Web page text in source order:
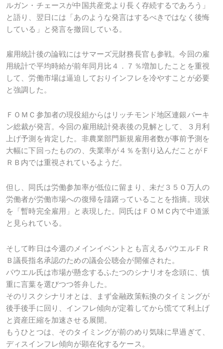
ルガン・チェースが中国共産党より長く存続するであろう」
と語り、翌日には「あのような発言はするべきではなく後悔
している」と発言を撤回している。
雇用統計後の論戦にはサマーズ元財務長官も参戦。今回の雇
用統計で平均時給が前年同月比４．７％増加したことを重視
して、労働市場は逼迫しておりインフレを冷やすことが必要
と強調した。
ＦＯＭＣ参加者の現役組からはリッチモンド地区連銀バーキ
ン総裁が発言。今回の雇用統計発表後の見解として、３月利
上げ予測を肯定した。非農業部門新規雇用者数が事前予測を
大幅に下回ったものの、失業率が４％を割り込んだことがＦ
ＲＢ内では重視されているようだ。
但し、同氏は労働参加率が低位に留まり、未だ３５０万人の
労働者が労働市場への復帰を躊躇っていることを指摘。現状
を「暫時完全雇用」と表現した。同氏はＦＯＭＣ内で中道派
と見られている。
そして昨日は今週のメインイベントとも言えるパウエルＦＲ
Ｂ議長指名承認のための議会公聴会が開催された。
パウエル氏は市場が懸念するふたつのシナリオを念頭に、慎
重に言葉を選びつつ答弁した。
そのリスクシナリオとは、まず金融政策転換のタイミングが
後手後手に回り、インフレ傾向が定着してから慌てて利上げ
と資産圧縮を加速させる展開。
もうひとつは、そのタイミングが前のめり気味に早過ぎて、
ディスインフレ傾向が顕在化するケース。